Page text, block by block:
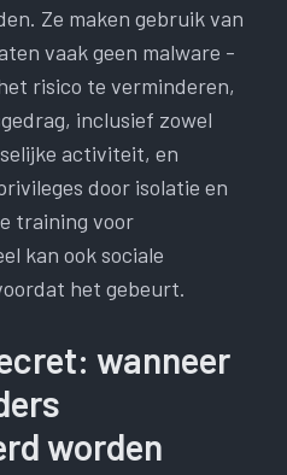
Ze maken gebruik van
vaak geen malware -
risico te verminderen,
inclusief zowel
activiteit, en
door isolatie en
training voor
kan ook sociale
het gebeurt.
wanneer
worden